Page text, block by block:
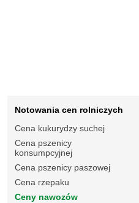
Notowania cen rolniczych
Cena kukurydzy suchej
Cena pszenicy
konsumpcyjnej
Cena pszenicy paszowej
Cena rzepaku
Ceny nawozów